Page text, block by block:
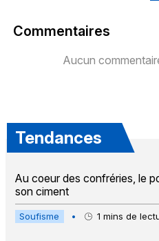
Commentaires
Aucun
Tendances
Au coeur des confréries, le
son ciment
Soufisme • 1 mins de